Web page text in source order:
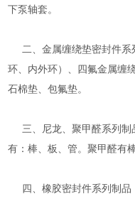
下泵轴套。
二、金属缠绕垫密封件系
环、内外环）、四氟金属缠
石棉垫、包氟垫。
三、尼龙、聚甲醛系列制
有：棒、板、管。聚甲醛有
四、橡胶密封件系列制品